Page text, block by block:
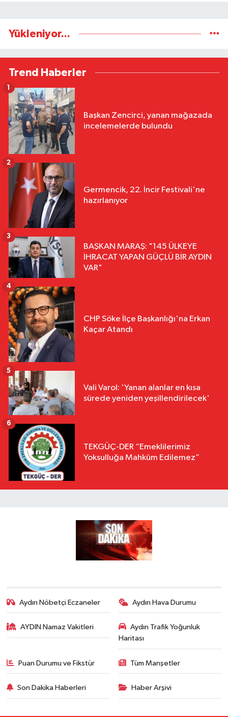
Yükleniyor...
Trend Haberler
Başkan Zencirci, yanan mağazada
incelemelerde bulundu
1
Germencik, 22. İncir Festivali'ne
hazırlanıyor
2
BAŞKAN MARAŞ: "145 ÜLKEYE
İHRACAT YAPAN GÜÇLÜ BİR AYDIN
VAR"
3
CHP Söke İlçe Başkanlığı'na Erkan
Kaçar Atandı
4
Vali Varol: 'Yanan alanlar en kısa
sürede yeniden yeşillendirilecek'
5
TEKGÜÇ-DER “Emeklilerimiz
Yoksulluğa Mahkûm Edilemez”
6
Aydın Nöbetçi Eczaneler Aydın Hava Durumu
AYDIN Namaz Vakitleri
Aydın Trafik Yoğunluk
Haritası
Puan Durumu ve Fikstür Tüm Manşetler
Son Dakika Haberleri Haber Arşivi